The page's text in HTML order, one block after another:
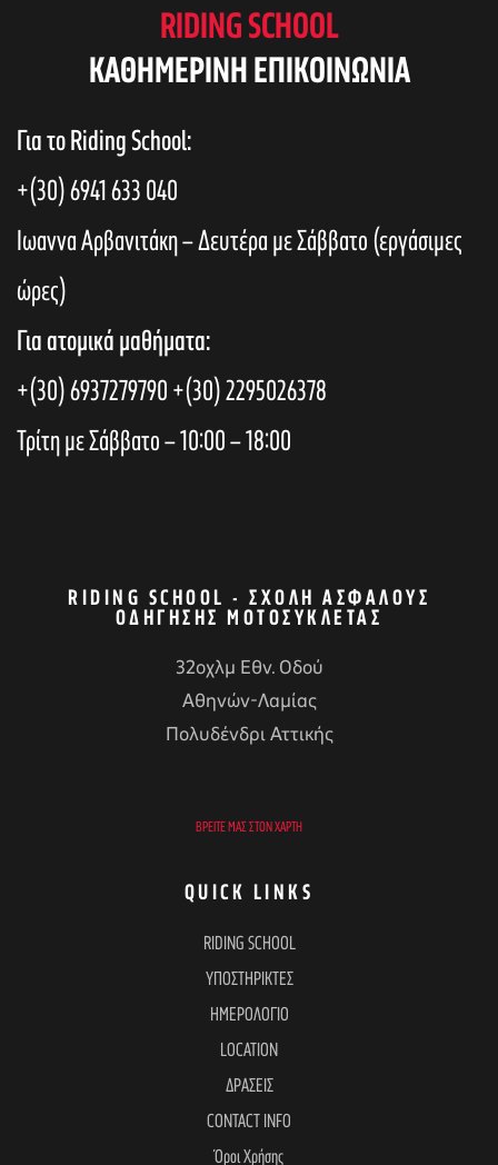
RIDING SCHOOL
KAΘΗΜΕΡΙΝΗ ΕΠΙΚΟΙΝΩΝΙΑ
Για το Riding School:
+(30) 6941 633 040
Ιωαννα Αρβανιτάκη – Δευτέρα με Σάββατο (εργάσιμες
ώρες)
Για ατομικά μαθήματα:
+(30) 6937279790+(30) 2295026378
Τρίτη με Σάββατο – 10:00 – 18:00
RIDING SCHOOL - ΣΧΟΛΉ ΑΣΦΑΛΟΎΣ
ΟΔΉΓΗΣΗΣ ΜΟΤΟΣΥΚΛΈΤΑΣ
32οχλμ Εθν. Οδού
Αθηνών-Λαμίας
Πολυδένδρι Αττικής
ΒΡΕΊΤΕ ΜΑΣ ΣΤΟΝ ΧΆΡΤΗ
QUICK LINKS
RIDING SCHOOL
ΥΠΟΣΤΗΡΙΚΤΕΣ
ΗΜΕΡΟΛΟΓΙΟ
LOCATION
ΔΡΑΣΕΙΣ
CONTACT INFO
Όροι Χρήσης